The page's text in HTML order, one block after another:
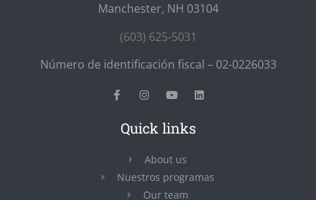
Manchester, NH 03104
(603) 625-5031
Número de identificación fiscal – 02-0226033
Quick links
About us
Nuestros programas
Our team